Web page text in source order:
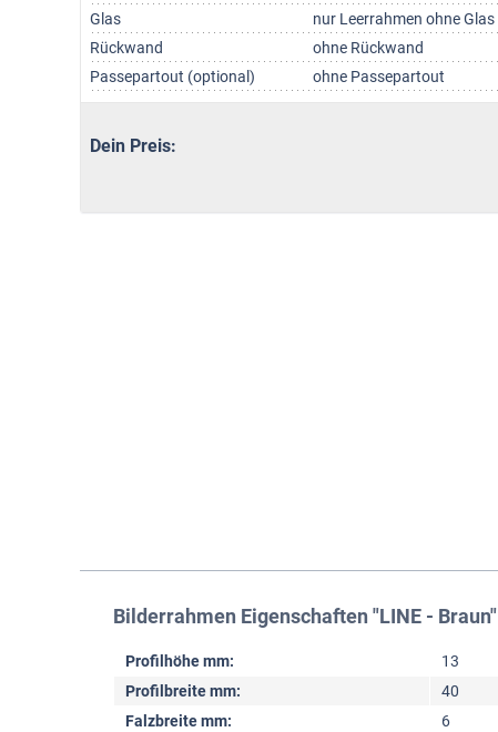
Glas
nur Leerrahmen ohne Glas
Rückwand
ohne Rückwand
Passepartout (optional)
ohne Passepartout
Dein Preis:
Bilderrahmen Eigenschaften "LINE - Braun"
Profilhöhe mm:
13
Profilbreite mm:
40
Falzbreite mm:
6